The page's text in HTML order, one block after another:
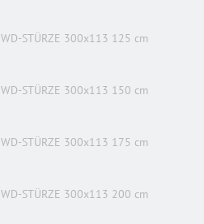
WD-STÜRZE 300x113 125 cm
WD-STÜRZE 300x113 150 cm
WD-STÜRZE 300x113 175 cm
WD-STÜRZE 300x113 200 cm